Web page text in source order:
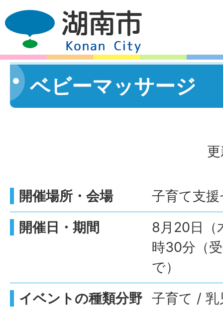
ベビーマッサージ
開催場所・会場
子育て支
開催日・期間
8月20日（
時30分（
で）
イベントの種類分野 子育て / 乳